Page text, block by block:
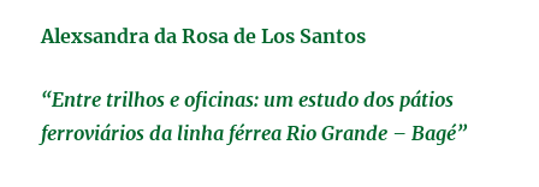
Alexsandra da Rosa de Los Santos
“Entre trilhos e oficinas: um estudo dos pátios
ferroviários da linha férrea Rio Grande – Bagé”